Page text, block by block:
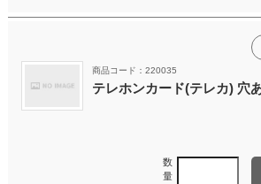
商品コード：220035
テレホンカード(テレカ) 穴
数
量